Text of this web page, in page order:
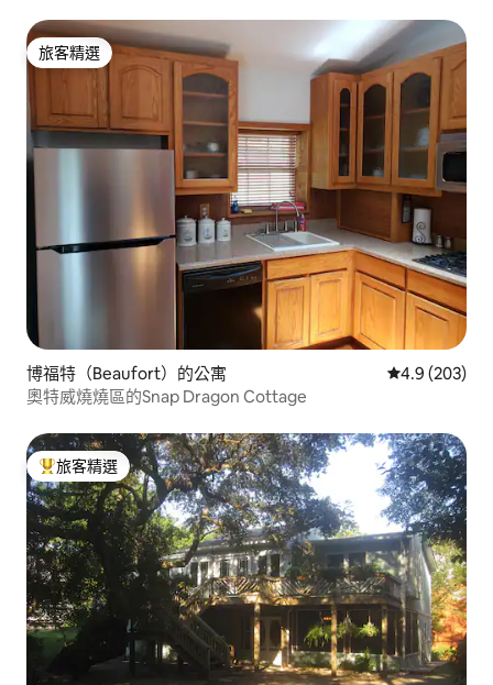
旅客精選
旅客精選
博福特（Beaufort）的公寓 從 203 則評
4.9 (203)
奧特威燒燒區的Snap Dragon Cottage
旅客精選榜首
旅客精選